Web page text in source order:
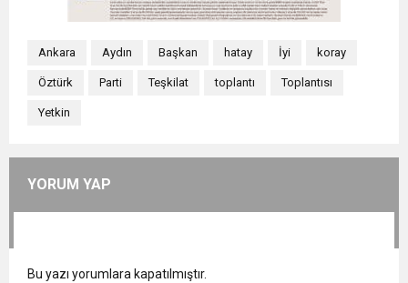
Ankara Aydın Başkan hatay İyi koray
Öztürk Parti Teşkilat toplantı Toplantısı
Yetkin
YORUM YAP
Bu yazı yorumlara kapatılmıştır.